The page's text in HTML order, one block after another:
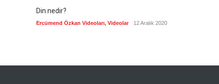
Din nedir?
Ercümend Özkan Videoları, Videolar 12 Aralık 2020